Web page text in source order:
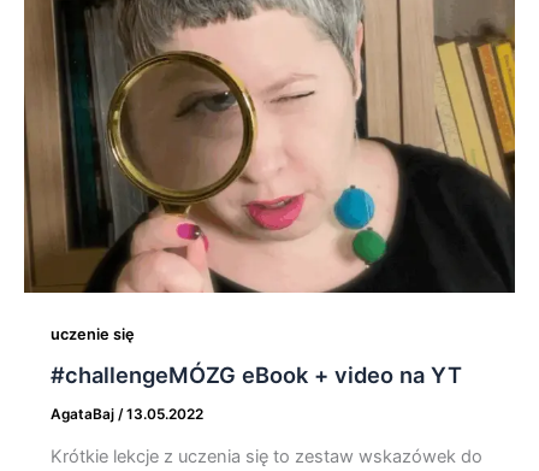
uczenie się
#challengeMÓZG eBook + video na YT
AgataBaj /13.05.2022
Krótkie lekcje z uczenia się to zestaw wskazówek do